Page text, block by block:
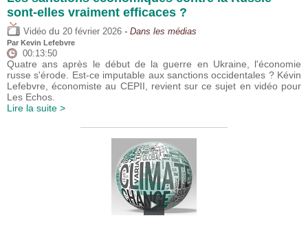
sont-elles vraiment efficaces ?
Vidéo du 20 février 2026 - Dans les médias
Par Kevin Lefebvre
00:13:50
Quatre ans après le début de la guerre en Ukraine, l'économie
russe s'érode. Est-ce imputable aux sanctions occidentales ? Kévin
Lefebvre, économiste au CEPII, revient sur ce sujet en vidéo pour
Les Echos.
Lire la suite >